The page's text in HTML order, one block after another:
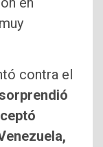
contra el